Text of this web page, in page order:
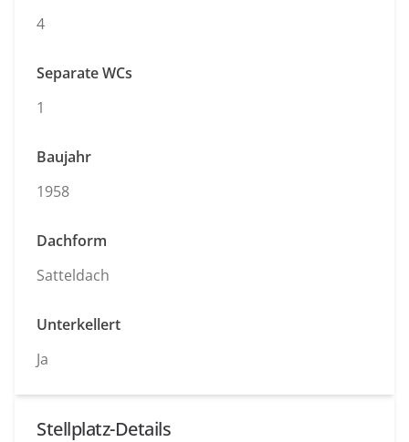
4
Separate WCs
1
Baujahr
1958
Dachform
Satteldach
Unterkellert
Ja
Stellplatz-Details